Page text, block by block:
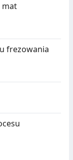
mat
frezowania